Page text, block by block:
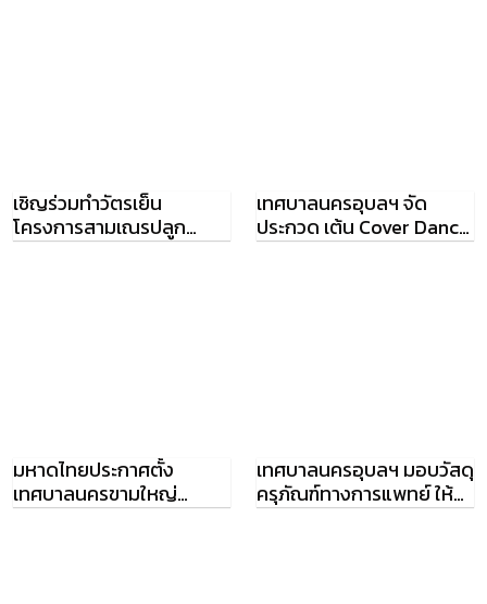
เชิญร่วมทำวัตรเย็น
โครงการสามเณรปลูก
ปัญญาธรรม ณ วัดป่า
เทศบาลนครอุบลฯ จัด
ประกวด เต้น Cover Dance
ถนนเด็กเดิน
มหาดไทยประกาศตั้ง
เทศบาลนครขามใหญ่
จังหวัดอุบลราชธานี
เทศบาลนครอุบลฯ มอบวัสดุ
ครุภัณฑ์ทางการแพทย์ ให้
รพ.สรรพสิทธิประสงค์